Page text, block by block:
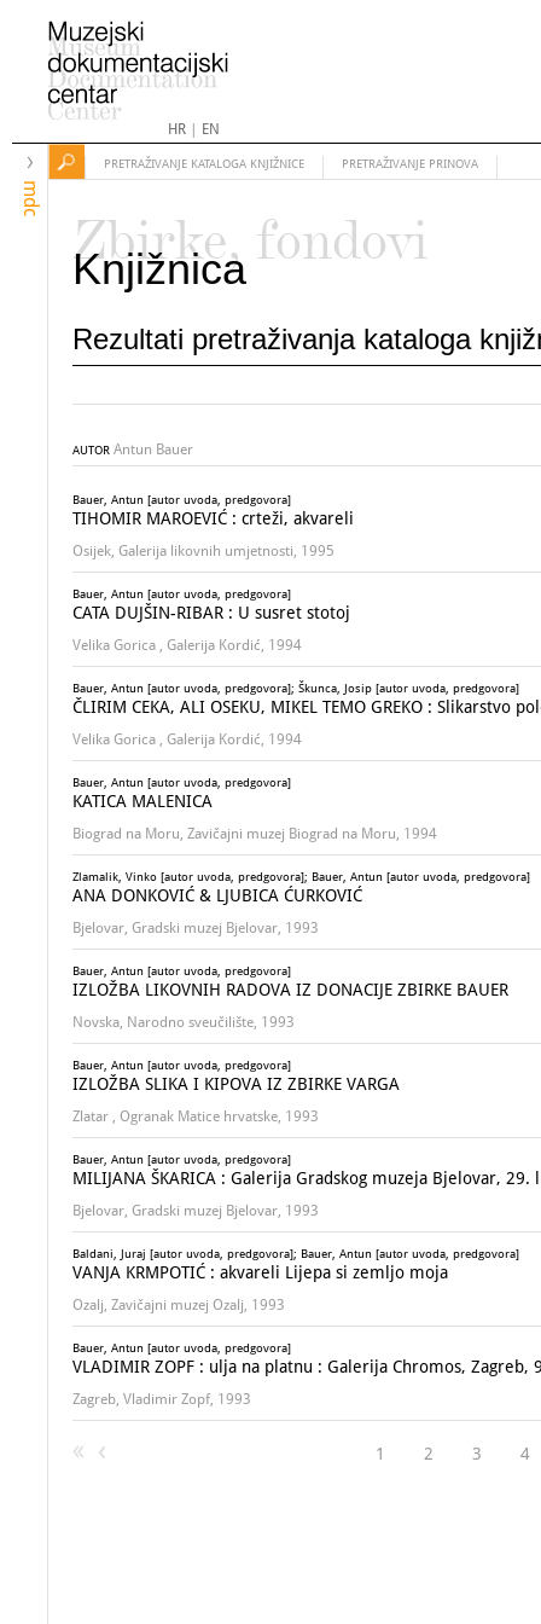
HR| EN
mdc
PRETRAŽIVANJE KATALOGA KNJIŽNICE PRETRAŽIVANJE PRINOVA
Zbirke, fondovi
Knjižnica
Rezultati pretraživanja kataloga
AUTOR Antun Bauer
Bauer, Antun [autor uvoda, predgovora]
TIHOMIR MAROEVIĆ : crteži, akvareli
Osijek, Galerija likovnih umjetnosti, 1995
Bauer, Antun [autor uvoda, predgovora]
CATA DUJŠIN-RIBAR : U susret stotoj
Velika Gorica , Galerija Kordić, 1994
Bauer, Antun [autor uvoda, predgovora]; Škunca, Josip [autor uvoda, predgovora]
ČLIRIM CEKA, ALI OSEKU, MIKEL TEMO GREKO :
Velika Gorica , Galerija Kordić, 1994
Bauer, Antun [autor uvoda, predgovora]
KATICA MALENICA
Biograd na Moru, Zavičajni muzej Biograd na Moru, 1994
Zlamalik, Vinko [autor uvoda, predgovora]; Bauer, Antun [autor uvoda, predgovora]
ANA DONKOVIĆ & LJUBICA ĆURKOVIĆ
Bjelovar, Gradski muzej Bjelovar, 1993
Bauer, Antun [autor uvoda, predgovora]
IZLOŽBA LIKOVNIH RADOVA IZ DONACIJE ZBIRKE BAUER
Novska, Narodno sveučilište, 1993
Bauer, Antun [autor uvoda, predgovora]
IZLOŽBA SLIKA I KIPOVA IZ ZBIRKE VARGA
Zlatar , Ogranak Matice hrvatske, 1993
Bauer, Antun [autor uvoda, predgovora]
MILIJANA ŠKARICA : Galerija Gradskog muzeja Bjelovar,
Bjelovar, Gradski muzej Bjelovar, 1993
Baldani, Juraj [autor uvoda, predgovora]; Bauer, Antun [autor uvoda, predgovora]
VANJA KRMPOTIĆ : akvareli Lijepa si zemljo moja
Ozalj, Zavičajni muzej Ozalj, 1993
Bauer, Antun [autor uvoda, predgovora]
VLADIMIR ZOPF : ulja na platnu : Galerija Chromos, Zagreb,
Zagreb, Vladimir Zopf, 1993
1 2 3 4